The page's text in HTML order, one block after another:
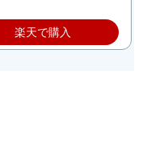
楽天で購入